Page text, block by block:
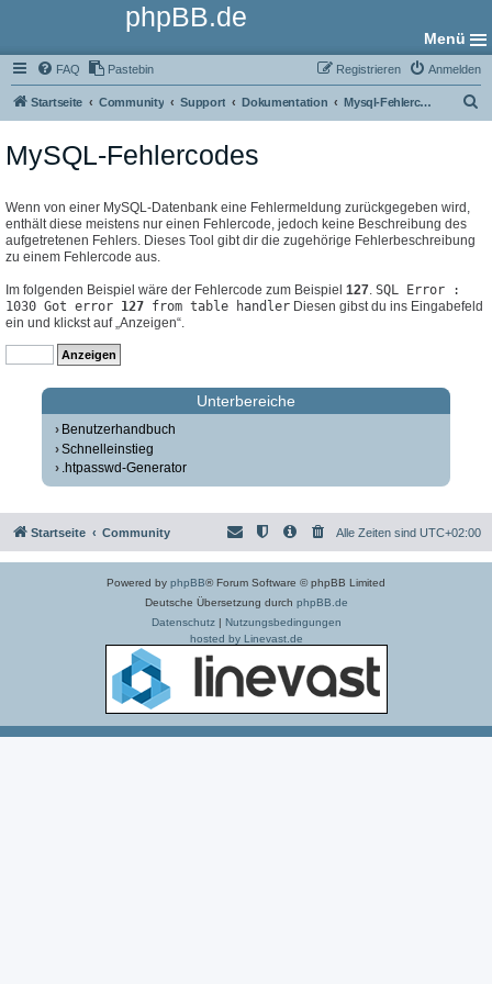
phpBB.de
Menü
FAQ Pastebin Anmelden
Registrieren
Startseite Community Support Dokumentation Mysql-Fehlercodes
MySQL-Fehlercodes
Wenn von einer MySQL-Datenbank eine Fehlermeldung zurückgegeben wird,
enthält diese meistens nur einen Fehlercode, jedoch keine Beschreibung des
aufgetretenen Fehlers. Dieses Tool gibt dir die zugehörige Fehlerbeschreibung
zu einem Fehlercode aus.
Im folgenden Beispiel wäre der Fehlercode zum Beispiel 127. SQL Error :
1030 Got error 127 from table handler Diesen gibst du ins Eingabefeld
ein und klickst auf „Anzeigen“.
Unterbereiche
Benutzerhandbuch
Schnelleinstieg
.htpasswd-Generator
Startseite Community Alle Zeiten sind UTC+02:00
Powered by phpBB® Forum Software © phpBB Limited
Deutsche Übersetzung durch phpBB.de
Datenschutz| Nutzungsbedingungen
hosted by Linevast.de